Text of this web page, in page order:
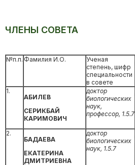
ЧЛЕНЫ СОВЕТА
№п.п. Фамилия И.О.
Ученая
степень, шифр
специальности
в совете
1.
АБИЛЕВ
СЕРИКБАЙ
КАРИМОВИЧ
доктор
биологических
наук,
профессор, 1.5.7
2.
БАДАЕВА
ЕКАТЕРИНА
ДМИТРИЕВНА
доктор
биологических
наук, 1.5.7